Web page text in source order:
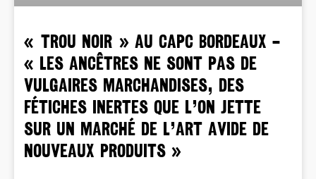
« TROU NOIR » AU CAPC BORDEAUX –
« Les ancêtres ne sont pas de
vulgaires marchandises, des
fétiches inertes que l’on jette
sur un marché de l’art avide de
nouveaux produits »